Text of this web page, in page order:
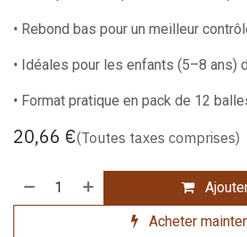
• Rebond bas pour un meilleur
• Idéales pour les enfants (5–8 ans)
• Format pratique en pack de 12
20,66 €(Toutes taxes comprises)
Acheter